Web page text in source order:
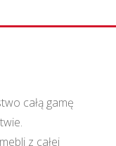
całą gamę
z całej